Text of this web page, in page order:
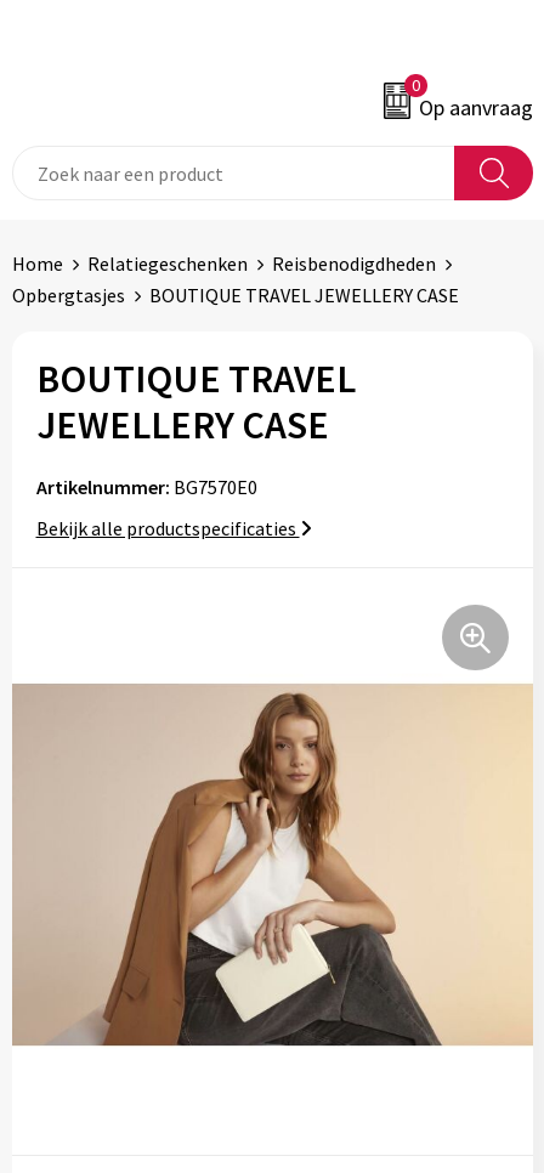
0
Op aanvraag
Home Relatiegeschenken
Reisbenodigdheden
Opbergtasjes
BOUTIQUE TRAVEL JEWELLERY CASE
BOUTIQUE TRAVEL
JEWELLERY CASE
Artikelnummer: BG7570E0
Bekijk alle productspecificaties